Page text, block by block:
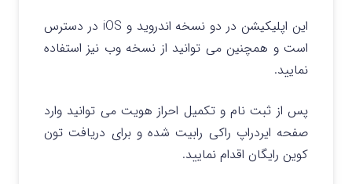
این اپلیکیشن در دو نسخه اندروید و iOS در دسترس
است و همچنین می توانید از نسخه وب نیز استفاده
نمایید.
پس از ثبت نام و تکمیل احراز هویت می توانید وارد
صفحه ایردراپ راکی رابیت شده و برای دریافت تون
کوین رایگان اقدام نمایید.